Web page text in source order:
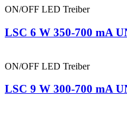
ON/OFF LED Treiber
LSC 6 W 350-700 mA
ON/OFF LED Treiber
LSC 9 W 300-700 mA